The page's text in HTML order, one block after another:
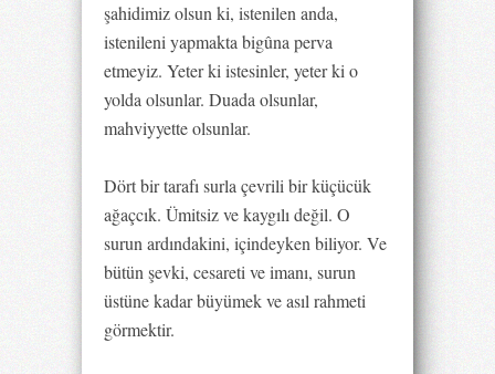
şahidimiz olsun ki, istenilen anda,
istenileni yapmakta bigûna perva
etmeyiz. Yeter ki istesinler, yeter ki o
yolda olsunlar. Duada olsunlar,
mahviyyette olsunlar.
Dört bir tarafı surla çevrili bir küçücük
ağaçcık. Ümitsiz ve kaygılı değil. O
surun ardındakini, içindeyken biliyor. Ve
bütün şevki, cesareti ve imanı, surun
üstüne kadar büyümek ve asıl rahmeti
görmektir.